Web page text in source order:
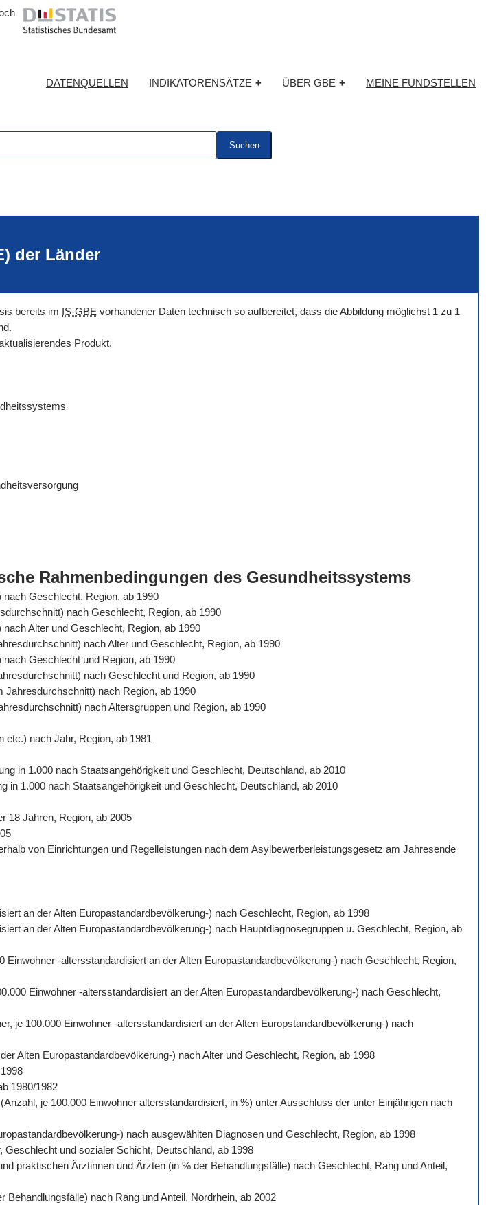
DATENQUELLEN INDIKATORENSÄTZE + ÜBER GBE + MEINE FUNDSTELLEN
Suchen
der Länder
bereits im IS-GBE vorhandener Daten technisch so aufbereitet, dass die Abbildung möglichst 1 zu 1
Produkt.
Rahmenbedingungen des Gesundheitssystems
Geschlecht, Region, ab 1990
nach Geschlecht, Region, ab 1990
Alter und Geschlecht, Region, ab 1990
nach Alter und Geschlecht, Region, ab 1990
Geschlecht und Region, ab 1990
nach Geschlecht und Region, ab 1990
Jahresdurchschnitt) nach Region, ab 1990
nach Altersgruppen und Region, ab 1990
etc.) nach Jahr, Region, ab 1981
in 1.000 nach Staatsangehörigkeit und Geschlecht, Deutschland, ab 2010
in 1.000 nach Staatsangehörigkeit und Geschlecht, Deutschland, ab 2010
18 Jahren, Region, ab 2005
von Einrichtungen und Regelleistungen nach dem Asylbewerberleistungsgesetz am Jahresende
an der Alten Europastandardbevölkerung-) nach Geschlecht, Region, ab 1998
an der Alten Europastandardbevölkerung-) nach Hauptdiagnosegruppen u. Geschlecht, Region, ab
-altersstandardisiert an der Alten Europastandardbevölkerung-) nach Geschlecht, Region,
Einwohner -altersstandardisiert an der Alten Europastandardbevölkerung-) nach Geschlecht,
je 100.000 Einwohner -altersstandardisiert an der Alten Europstandardbevölkerung-) nach
Alten Europastandardbevölkerung-) nach Alter und Geschlecht, Region, ab 1998
1980/1982
je 100.000 Einwohner altersstandardisiert, in %) unter Ausschluss der unter Einjährigen nach
) nach ausgewählten Diagnosen und Geschlecht, Region, ab 1998
und sozialer Schicht, Deutschland, ab 1998
praktischen Ärztinnen und Ärzten (in % der Behandlungsfälle) nach Geschlecht, Rang und Anteil,
nach Rang und Anteil, Nordrhein, ab 2002